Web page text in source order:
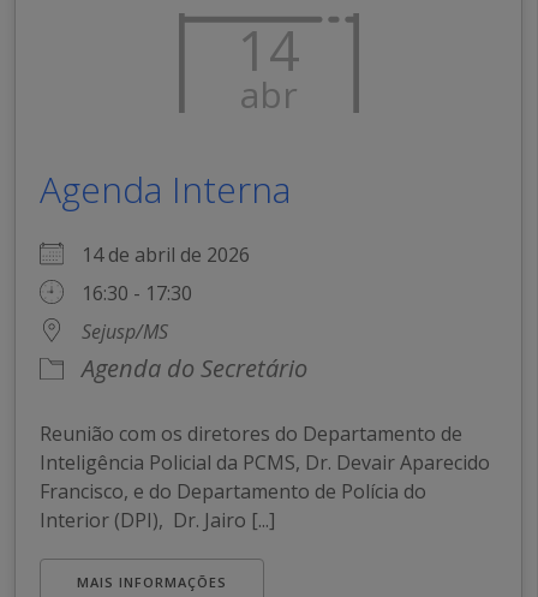
14
abr
Agenda Interna
14 de abril de 2026
16:30 - 17:30
Sejusp/MS
Agenda do Secretário
Reunião com os diretores do Departamento de
Inteligência Policial da PCMS, Dr. Devair Aparecido
Francisco, e do Departamento de Polícia do
Interior (DPI), Dr. Jairo [...]
MAIS INFORMAÇÕES